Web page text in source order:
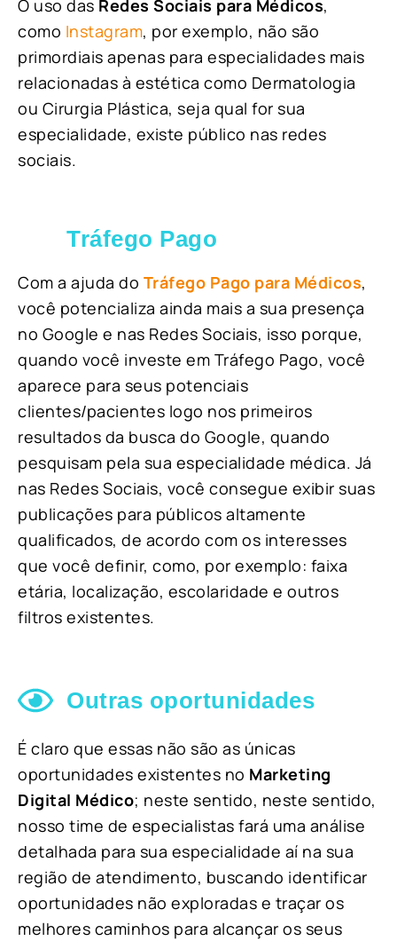
O uso das Redes Sociais para Médicos,
como Instagram, por exemplo, não são
primordiais apenas para especialidades mais
relacionadas à estética como Dermatologia
ou Cirurgia Plástica, seja qual for sua
especialidade, existe público nas redes
sociais.
Tráfego Pago
Com a ajuda do Tráfego Pago para Médicos,
você potencializa ainda mais a sua presença
no Google e nas Redes Sociais, isso porque,
quando você investe em Tráfego Pago, você
aparece para seus potenciais
clientes/pacientes logo nos primeiros
resultados da busca do Google, quando
pesquisam pela sua especialidade médica. Já
nas Redes Sociais, você consegue exibir suas
publicações para públicos altamente
qualificados, de acordo com os interesses
que você definir, como, por exemplo: faixa
etária, localização, escolaridade e outros
filtros existentes.
Outras oportunidades
É claro que essas não são as únicas
oportunidades existentes no Marketing
Digital Médico; neste sentido, neste sentido,
nosso time de especialistas fará uma análise
detalhada para sua especialidade aí na sua
região de atendimento, buscando identificar
oportunidades não exploradas e traçar os
melhores caminhos para alcançar os seus